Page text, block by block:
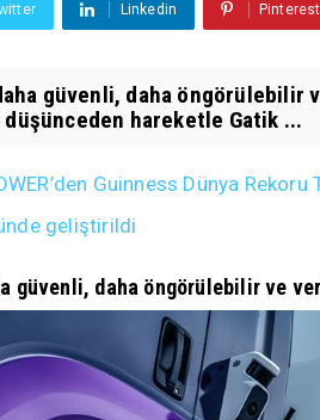
Linkedin Pinterest
güvenli, daha öngörülebilir
düşünceden hareketle Gatik ...
Guinness Dünya
geliştirildi
güvenli, daha öngörülebilir ve